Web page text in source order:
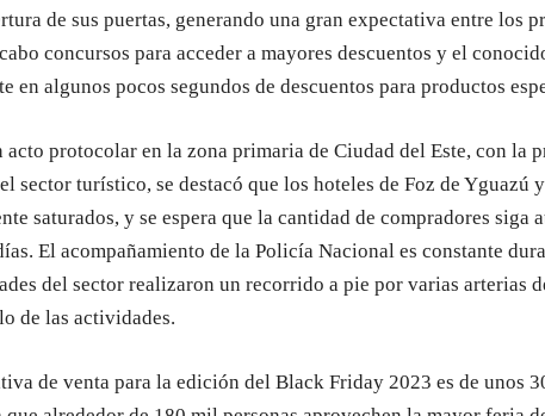
de sus puertas, generando una gran expectativa entre los
concursos para acceder a mayores descuentos y el
en algunos pocos segundos de descuentos para productos
acto protocolar en la zona primaria de Ciudad del Este, con la
sector turístico, se destacó que los hoteles de Foz de Yguazú
saturados, y se espera que la cantidad de compradores siga
El acompañamiento de la Policía Nacional es constante
del sector realizaron un recorrido a pie por varias arterias
de las actividades.
de venta para la edición del Black Friday 2023 es de unos